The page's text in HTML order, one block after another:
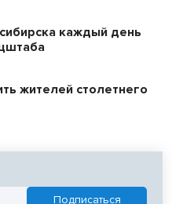
каждый день
жителей столетнего